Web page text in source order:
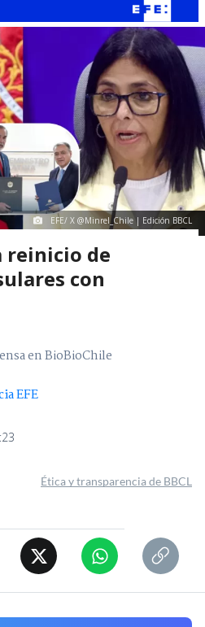
EFE/ X @Minrel_Chile | Edición BBCL
reinicio de
con
en BioBioChile
EFE
Ética y transparencia de BBCL